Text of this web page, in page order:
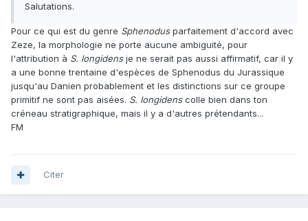
Salutations.
Pour ce qui est du genre Sphenodusparfaitement d'accord avec
Zeze, la morphologie ne porte aucune ambiguité, pour
l'attribution à S. longidensje ne serait pas aussi affirmatif, car il y
a une bonne trentaine d'espèces de Sphenodus du Jurassique
jusqu'au Danien probablement et les distinctions sur ce groupe
primitif ne sont pas aisées. S. longidenscolle bien dans ton
créneau stratigraphique, mais il y a d'autres prétendants...
FM
Citer